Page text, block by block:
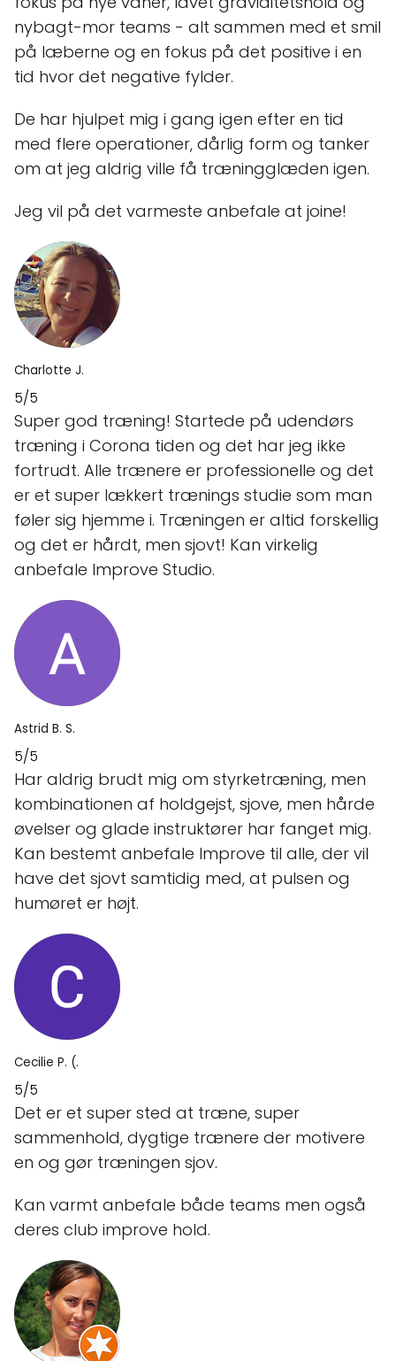
nybagt-mor teams - alt sammen med et smil
på læberne og en fokus på det positive i en
tid hvor det negative fylder.
De har hjulpet mig i gang igen efter en tid
med flere operationer, dårlig form og tanker
om at jeg aldrig ville få træningglæden igen.
Jeg vil på det varmeste anbefale at joine!
Charlotte J.
5/5
Super god træning! Startede på udendørs
træning i Corona tiden og det har jeg ikke
fortrudt. Alle trænere er professionelle og det
er et super lækkert trænings studie som man
føler sig hjemme i. Træningen er altid forskellig
og det er hårdt, men sjovt! Kan virkelig
anbefale Improve Studio.
Astrid B. S.
5/5
Har aldrig brudt mig om styrketræning, men
kombinationen af holdgejst, sjove, men hårde
øvelser og glade instruktører har fanget mig.
Kan bestemt anbefale Improve til alle, der vil
have det sjovt samtidig med, at pulsen og
humøret er højt.
Cecilie P. (.
5/5
Det er et super sted at træne, super
sammenhold, dygtige trænere der motivere
en og gør træningen sjov.
Kan varmt anbefale både teams men også
deres club improve hold.